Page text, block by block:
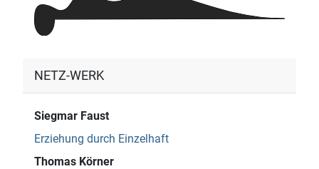
NETZ-WERK
Siegmar Faust
Erziehung durch Einzelhaft
Thomas Körner